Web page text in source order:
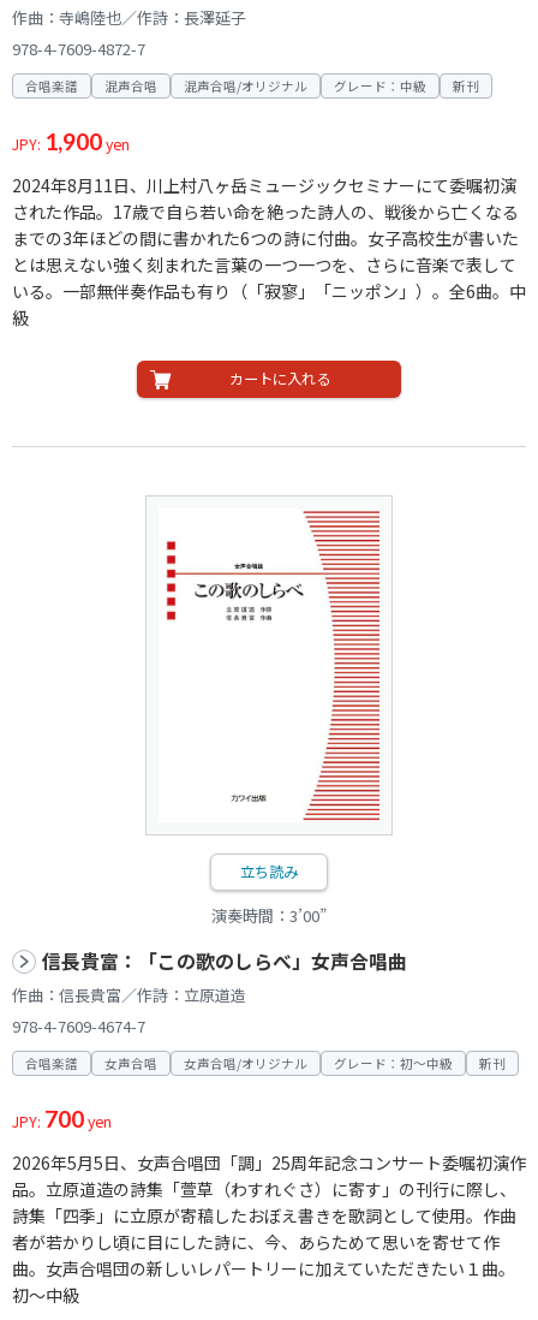
作曲：寺嶋陸也／作詩：長澤延子
978-4-7609-4872-7
合唱楽譜 混声合唱 混声合唱/オリジナル グレード：中級 新刊
JPY: 1,900yen
2024年8月11日、川上村八ヶ岳ミュージックセミナーにて委嘱初演
された作品。17歳で自ら若い命を絶った詩人の、戦後から亡くなる
までの3年ほどの間に書かれた6つの詩に付曲。女子高校生が書いた
とは思えない強く刻まれた言葉の一つ一つを、さらに音楽で表して
いる。一部無伴奏作品も有り（「寂寥」「ニッポン」）。全6曲。中
級
カートに入れる
立ち読み
演奏時間：3’00”
信長貴富：「この歌のしらべ」女声合唱曲
作曲：信長貴富／作詩：立原道造
978-4-7609-4674-7
合唱楽譜 女声合唱 女声合唱/オリジナル グレード：初～中級 新刊
JPY: 700yen
2026年5月5日、女声合唱団「調」25周年記念コンサート委嘱初演作
品。立原道造の詩集「萱草（わすれぐさ）に寄す」の刊行に際し、
詩集「四季」に立原が寄稿したおぼえ書きを歌詞として使用。作曲
者が若かりし頃に目にした詩に、今、あらためて思いを寄せて作
曲。女声合唱団の新しいレパートリーに加えていただきたい１曲。
初～中級